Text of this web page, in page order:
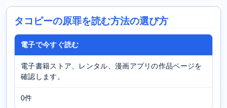
タコピーの原罪を読む方法の選び方
電子で今すぐ読む
電子書籍ストア、レンタル、漫画アプリの作品ページを
確認します。
0件